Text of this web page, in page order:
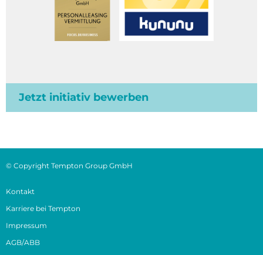
Jetzt initiativ bewerben
© Copyright Tempton Group GmbH
Kontakt
Karriere bei Tempton
Impressum
AGB/ABB